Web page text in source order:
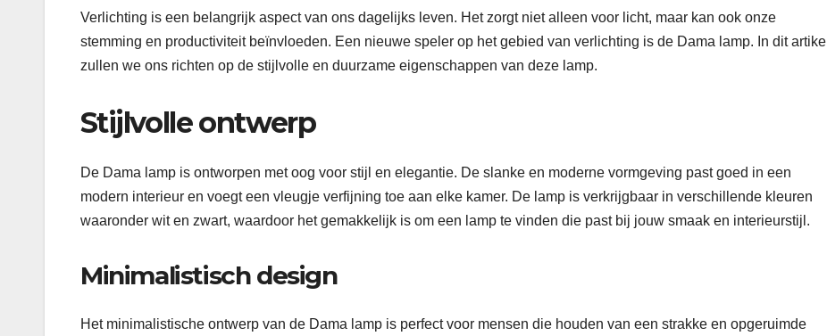
Verlichting is een belangrijk aspect van ons dagelijks leven. Het zorgt niet alleen voor licht, maar kan ook onze
stemming en productiviteit beïnvloeden. Een nieuwe speler op het gebied van verlichting is de Dama lamp. In dit artikel
zullen we ons richten op de stijlvolle en duurzame eigenschappen van deze lamp.
Stijlvolle ontwerp
De Dama lamp is ontworpen met oog voor stijl en elegantie. De slanke en moderne vormgeving past goed in een
modern interieur en voegt een vleugje verfijning toe aan elke kamer. De lamp is verkrijgbaar in verschillende kleuren
waaronder wit en zwart, waardoor het gemakkelijk is om een lamp te vinden die past bij jouw smaak en interieurstijl.
Minimalistisch design
Het minimalistische ontwerp van de Dama lamp is perfect voor mensen die houden van een strakke en opgeruimde